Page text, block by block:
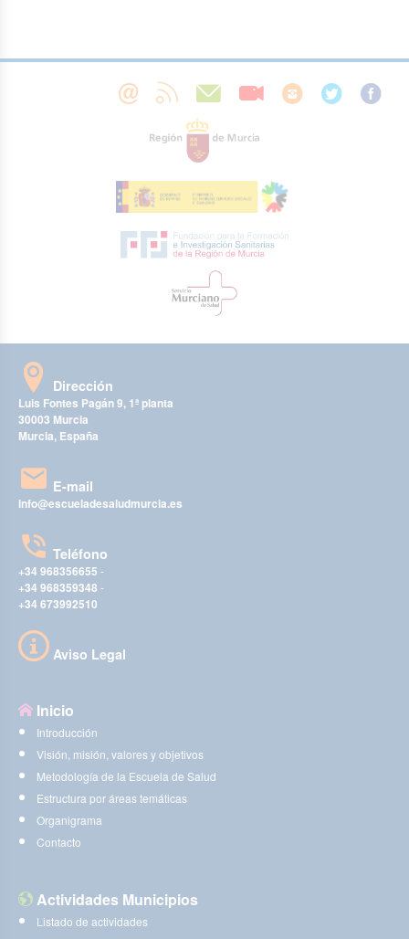
Dirección
Luis Fontes Pagán 9, 1ª planta
30003 Murcia
Murcia, España
E-mail
info@escueladesaludmurcia.es
Teléfono
+34 968356655 -
+34 968359348 -
+34 673992510
Aviso Legal
Inicio
Introducción
Visión, misión, valores y objetivos
Metodología de la Escuela de Salud
Estructura por áreas temáticas
Organigrama
Contacto
Actividades Municipios
Listado de actividades